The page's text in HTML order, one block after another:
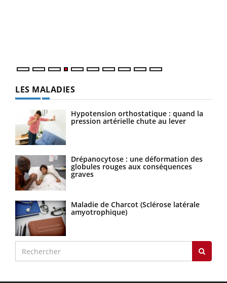
LES MALADIES
Hypotension orthostatique : quand la
pression artérielle chute au lever
Drépanocytose : une déformation des
globules rouges aux conséquences
graves
Maladie de Charcot (Sclérose latérale
amyotrophique)